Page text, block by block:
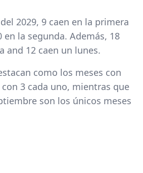
2029, 9 caen en la primera
la segunda. Además, 18
and 12 caen un lunes.
como los meses con
3 cada uno, mientras que
son los únicos meses